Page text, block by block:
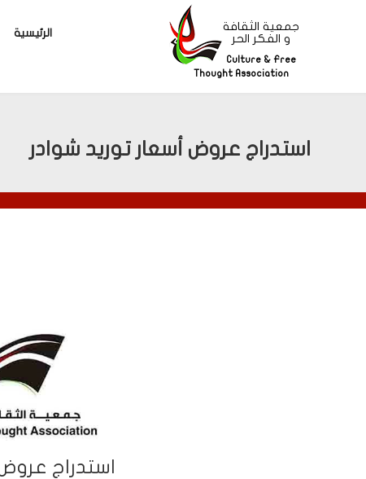
جمعية الثقافة
و الفكر الحر
Culture & Free
Thought Association
الرئيسية
استدراج عروض أسعار توريد شوادر
استدراج